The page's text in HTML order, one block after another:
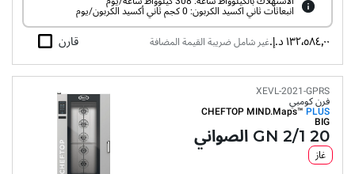
انبعاثات ثاني اكسيد الكربون: 0 كجم ثاني أكسيد الكربون/يوم
١٣٢٬٥٨٤٫٠٠ د.إ.‏ غير شامل ضريبة القيمة المضافة قارن
XEVL-2021-GPRS
فرن كومبي
CHEFTOP MIND.Maps™ PLUS
BIG
20 GN 2/1 الصواني
غاز